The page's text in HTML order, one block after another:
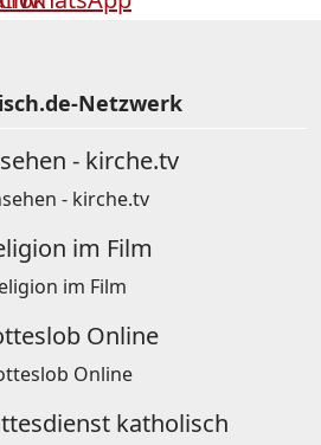
Netzwerk
- kirche.tv
im Film
Online